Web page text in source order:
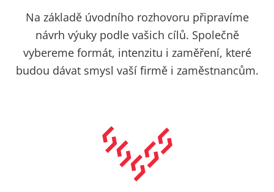
Na základě úvodního rozhovoru připravíme
návrh výuky podle vašich cílů. Společně
vybereme formát, intenzitu i zaměření, které
budou dávat smysl vaší firmě i zaměstnancům.